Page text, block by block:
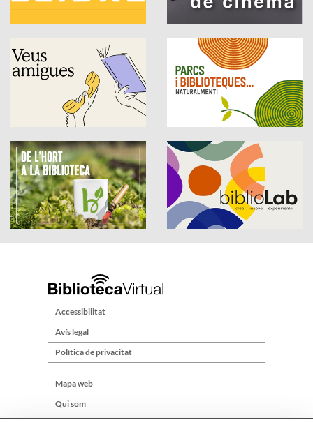
Accessibilitat
Avís legal
Política de privacitat
Mapa web
Qui som